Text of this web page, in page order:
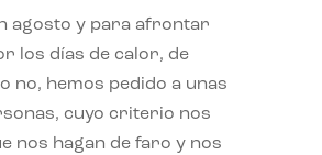
agosto y para afrontar
los días de calor, de
no, hemos pedido a unas
cuyo criterio nos
nos hagan de faro y nos